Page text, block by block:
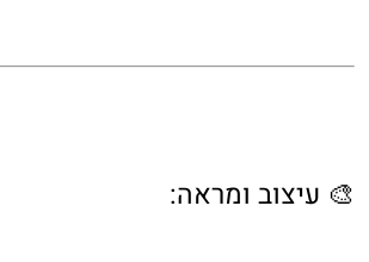
🎨 עיצוב ומראה: